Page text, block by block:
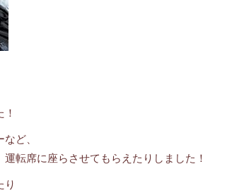
ど、
転席に座らさせてもらえたりしました！
り